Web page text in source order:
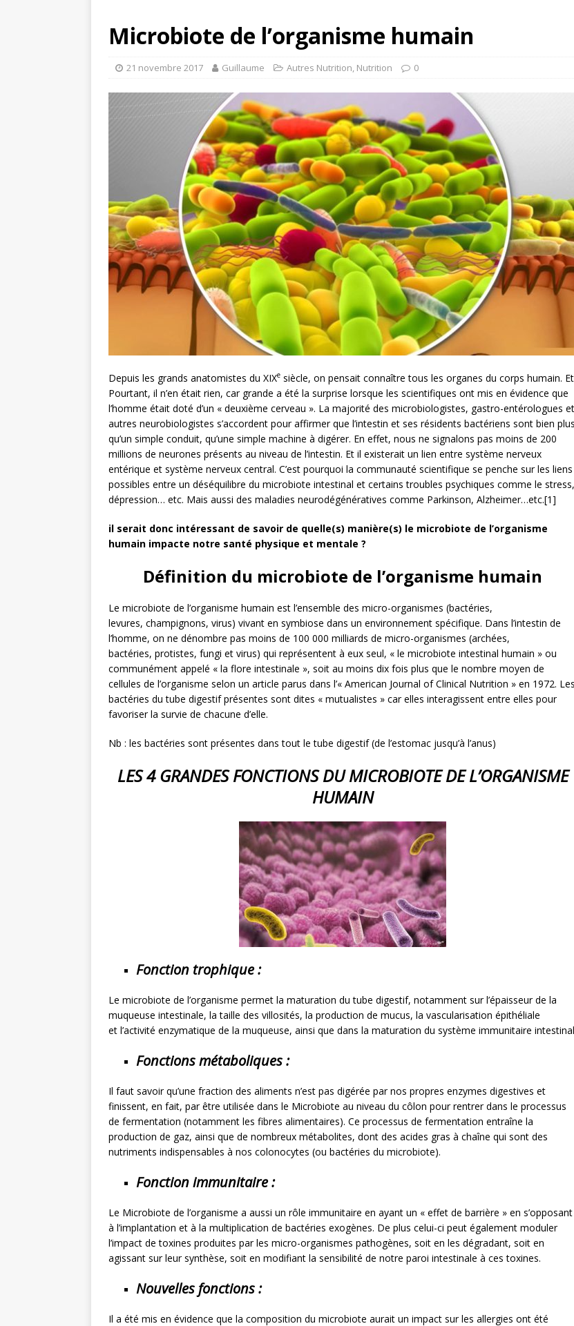
Microbiote de l’organisme humain
21 novembre 2017 Guillaume Autres Nutrition, Nutrition 0
Depuis les grands anatomistes du XIXe siècle, on pensait connaître tous les organes du corps humain. Et
Pourtant, il n’en était rien, car grande a été la surprise lorsque les scientifiques ont mis en évidence que
l’homme était doté d’un « deuxième cerveau ». La majorité des microbiologistes, gastro-entérologues et
autres neurobiologistes s’accordent pour affirmer que l’intestin et ses résidents bactériens sont bien plus
qu’un simple conduit, qu’une simple machine à digérer. En effet, nous ne signalons pas moins de 200
millions de neurones présents au niveau de l’intestin. Et il existerait un lien entre système nerveux
entérique et système nerveux central. C’est pourquoi la communauté scientifique se penche sur les liens
possibles entre un déséquilibre du microbiote intestinal et certains troubles psychiques comme le stress,
dépression… etc. Mais aussi des maladies neurodégénératives comme Parkinson, Alzheimer…etc.[1]
il serait donc intéressant de savoir de quelle(s) manière(s) le microbiote de l’organisme
humain impacte notre santé physique et mentale ?
Définition du microbiote de l’organisme humain
Le microbiote de l’organisme humain est l’ensemble des micro-organismes (bactéries,
levures, champignons, virus) vivant en symbiose dans un environnement spécifique. Dans l’intestin de
l’homme, on ne dénombre pas moins de 100 000 milliards de micro-organismes (archées,
bactéries, protistes, fungi et virus) qui représentent à eux seul, « le microbiote intestinal humain » ou
communément appelé « la flore intestinale », soit au moins dix fois plus que le nombre moyen de
cellules de l’organisme selon un article parus dans l’« American Journal of Clinical Nutrition » en 1972. Les
bactéries du tube digestif présentes sont dites « mutualistes » car elles interagissent entre elles pour
favoriser la survie de chacune d’elle.
Nb : les bactéries sont présentes dans tout le tube digestif (de l’estomac jusqu’à l’anus)
LES 4 GRANDES FONCTIONS DU MICROBIOTE DE L’ORGANISME
HUMAIN
Fonction trophique :
Le microbiote de l’organisme permet la maturation du tube digestif, notamment sur l’épaisseur de la
muqueuse intestinale, la taille des villosités, la production de mucus, la vascularisation épithéliale
et l’activité enzymatique de la muqueuse, ainsi que dans la maturation du système immunitaire
Fonctions métaboliques :
Il faut savoir qu’une fraction des aliments n’est pas digérée par nos propres enzymes digestives et
finissent, en fait, par être utilisée dans le Microbiote au niveau du côlon pour rentrer dans le processus
de fermentation (notamment les fibres alimentaires). Ce processus de fermentation entraîne la
production de gaz, ainsi que de nombreux métabolites, dont des acides gras à chaîne qui sont des
nutriments indispensables à nos colonocytes (ou bactéries du microbiote).
Fonction immunitaire :
Le Microbiote de l’organisme a aussi un rôle immunitaire en ayant un « effet de barrière » en s’opposant
à l’implantation et à la multiplication de bactéries exogènes. De plus celui-ci peut également moduler
l’impact de toxines produites par les micro-organismes pathogènes, soit en les dégradant, soit en
agissant sur leur synthèse, soit en modifiant la sensibilité de notre paroi intestinale à ces toxines.
Nouvelles fonctions :
Il a été mis en évidence que la composition du microbiote aurait un impact sur les allergies ont été